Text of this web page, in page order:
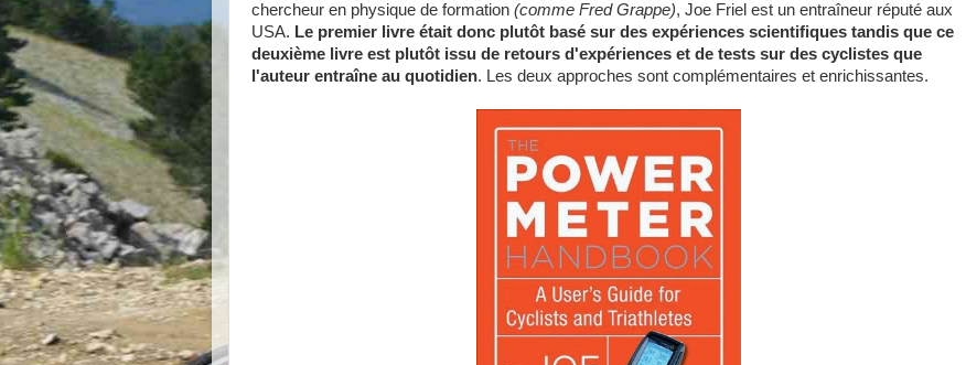
chercheur en physique de formation (comme Fred Grappe), Joe Friel est un entraîneur réputé aux
USA. Le premier livre était donc plutôt basé sur des expériences scientifiques tandis que ce
deuxième livre est plutôt issu de retours d'expériences et de tests sur des cyclistes que
l'auteur entraîne au quotidien. Les deux approches sont complémentaires et enrichissantes.